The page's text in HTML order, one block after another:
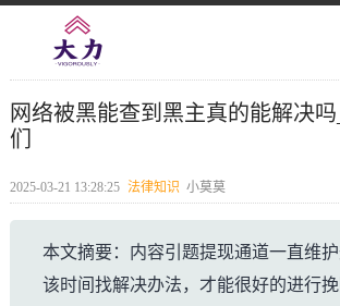
网络被黑能查到黑主真的能解决
们
2025-03-21 13:28:25 法律知识 小莫莫
本文摘要：内容引题提现通道一直维
该时间找解决办法，才能很好的进行